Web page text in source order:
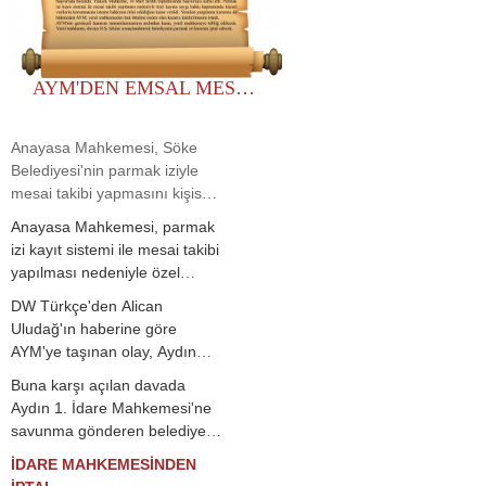
dedi.
bu karar sonrasında yasa
koyucunun yeni bir düzenleme
yapacağı kanaatini
taşımadığımızı da belirtmekAYM'DEN EMSAL MESAI KARARI: PARMAK IZI ILE TAKIP HAK IHLALI!
Anayasa Mahkemesi, Söke
Belediyesi'nin parmak iziyle
mesai takibi yapmasını kişisel
ihlali olarak değerlendirdi.
Anayasa Mahkemesi, parmak
izi kayıt sistemi ile mesai takibi
yapılması nedeniyle özel
kapsamında kişisel verilerin
korunmasını isteme hakkının
ihlal edildiğine karar verdi.
Mahkeme, parmak izi
uygulamasından vazgeçilmesi
için yeniden yargılama
yapılmasına hükmetti.
DW Türkçe'den Alican
Uludağ'ın haberine göre
AYM'ye taşınan olay, Aydın
R.Ş. adlı memur, belediyede
2016'dan itibaren parmak izi
sistemi ile mesai takibi
yapılmasına itiraz etti. Sistemin
Buna karşı açılan davada
Aydın 1. İdare Mahkemesi'ne
savunma gönderen belediye,
"uygulamanın kamu hizmetinin
etkin yürütülmesine hizmet
İDARE MAHKEMESİNDEN